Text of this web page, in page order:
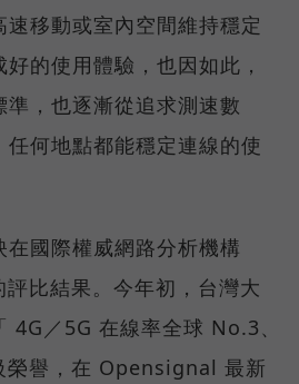
移動或室內空間維持穩定
的使用體驗，也因如此，
，也逐漸從追求測速數
何地點都能穩定連線的使
國際權威網路分析機構
比結果。今年初，台灣大
4G／5G 在線率全球 No.3、
榮譽，在 Opensignal 最新